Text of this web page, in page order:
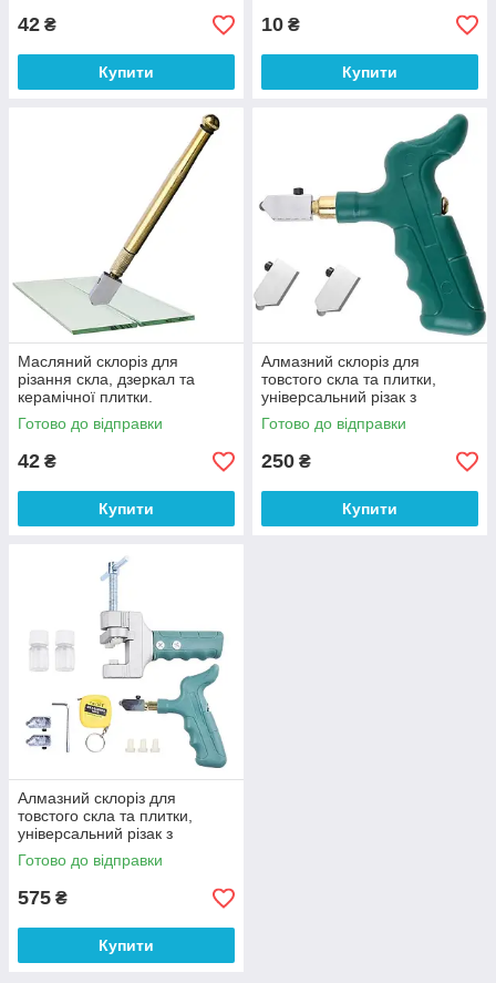
42 ₴
Купити
10 ₴
Купити
Масляний склоріз для
різання скла, дзеркал та
керамічної плитки.
(861119536)
Готово до відправки
42 ₴
Купити
Алмазний склоріз для
товстого скла та плитки,
універсальний різак з
роликом, інструмент для
точного різання (702895441)
Готово до відправки
250 ₴
Купити
Алмазний склоріз для
товстого скла та плитки,
універсальний різак з
роликом, інструмент для
точного різання (918412312)
Готово до відправки
575 ₴
Купити